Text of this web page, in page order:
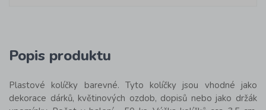
Popis produktu
Plastové kolíčky barevné. Tyto kolíčky jsou vhodné jako
dekorace dárků, květinových ozdob, dopisů nebo jako držák